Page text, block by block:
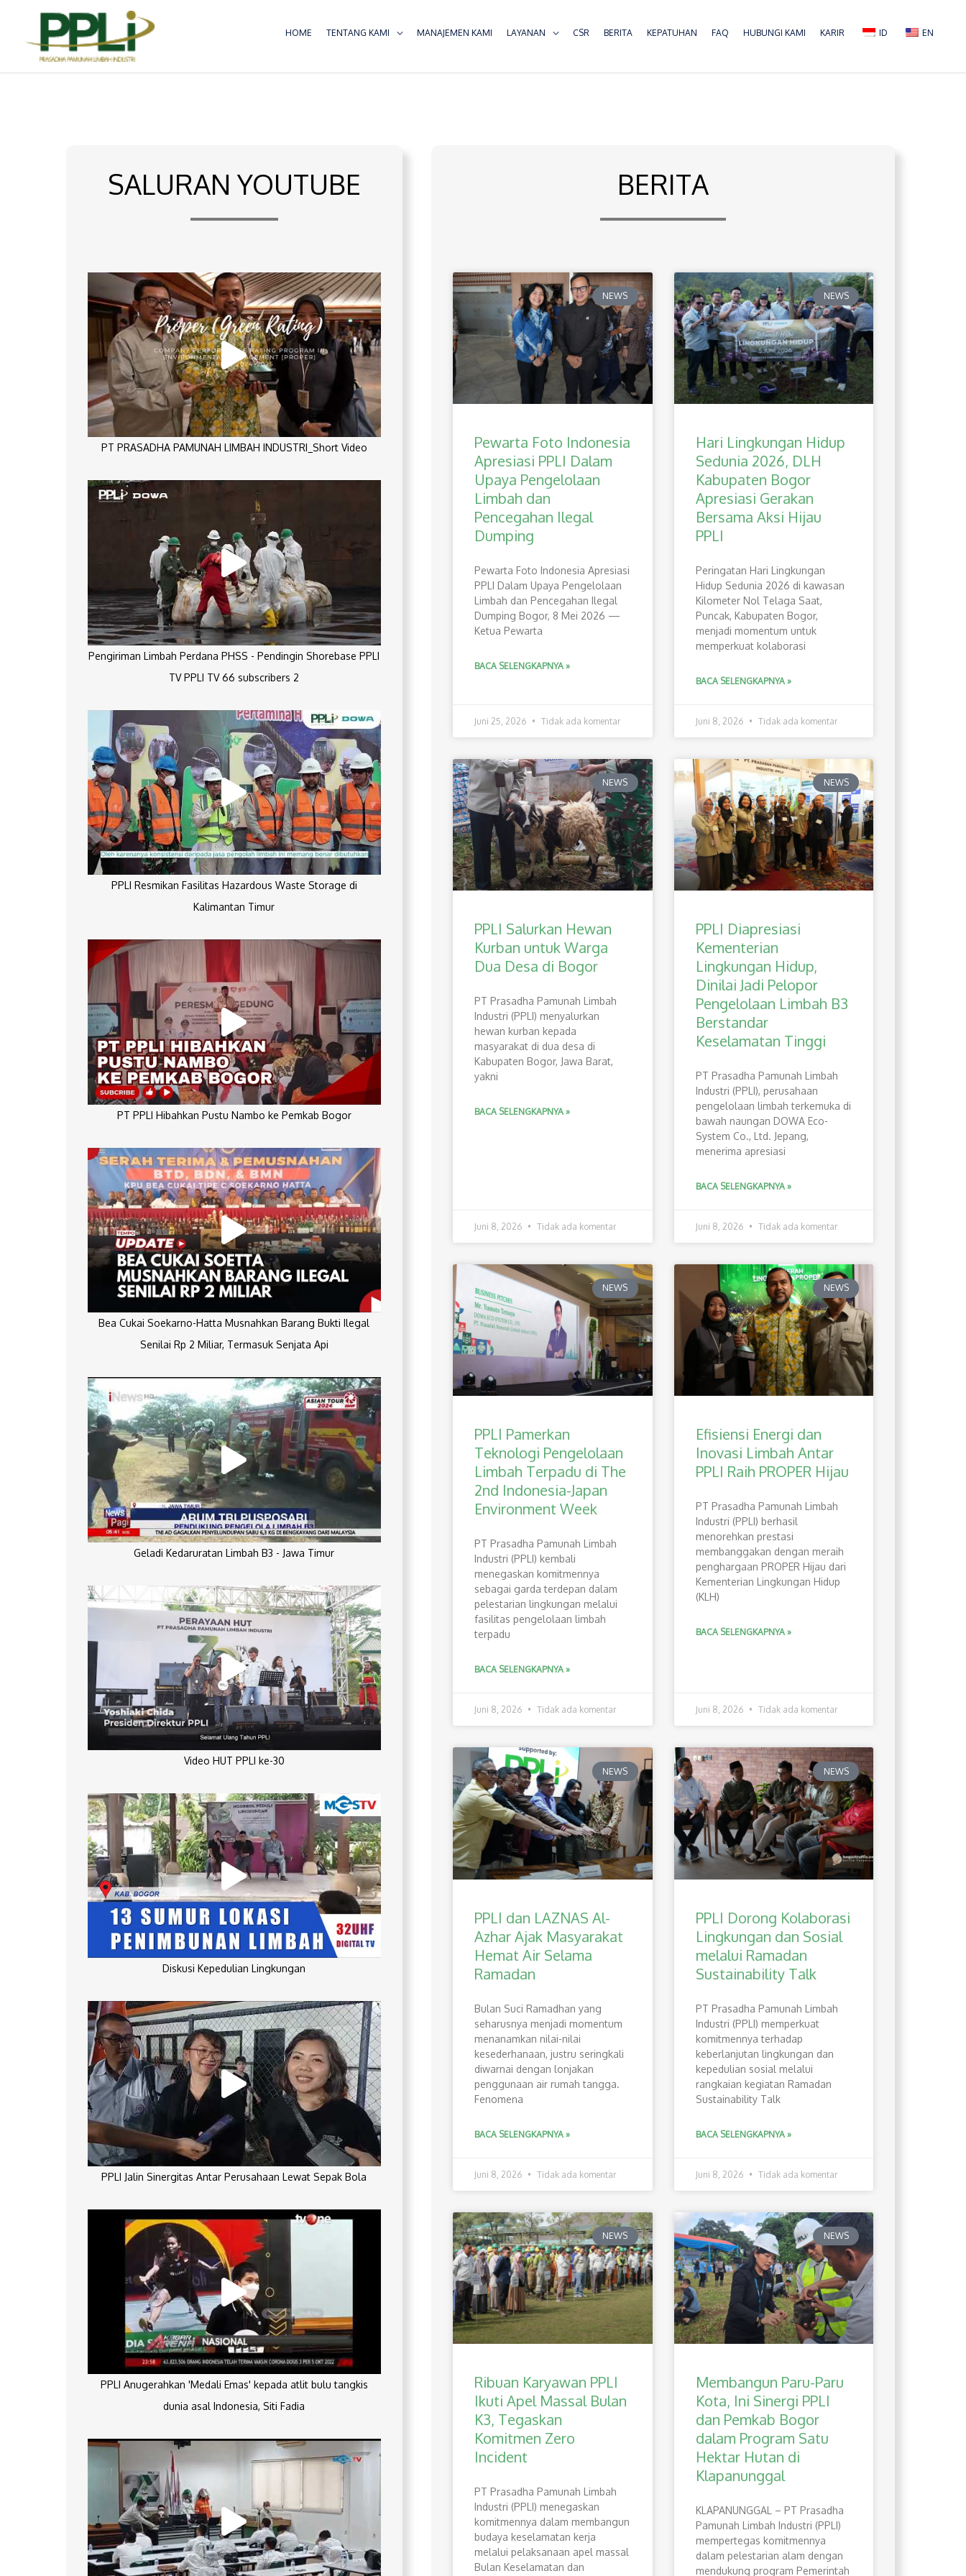
konten
HOME TENTANG KAMI MANAJEMEN KAMI LAYANAN CSR BERITA KEPATUHAN FAQ HUBUNGI KAMI KARIR ID EN
SALURAN YOUTUBE
PT PRASADHA PAMUNAH LIMBAH INDUSTRI_Short Video
Pengiriman Limbah Perdana PHSS - Pendingin Shorebase PPLI
TV PPLI TV 66 subscribers 2
PPLI Resmikan Fasilitas Hazardous Waste Storage di
Kalimantan Timur
PT PPLI Hibahkan Pustu Nambo ke Pemkab Bogor
Bea Cukai Soekarno-Hatta Musnahkan Barang Bukti Ilegal
Senilai Rp 2 Miliar, Termasuk Senjata Api
Geladi Kedaruratan Limbah B3 - Jawa Timur
Video HUT PPLI ke-30
Diskusi Kepedulian Lingkungan
PPLI Jalin Sinergitas Antar Perusahaan Lewat Sepak Bola
PPLI Anugerahkan 'Medali Emas' kepada atlit bulu tangkis
dunia asal Indonesia, Siti Fadia
BERITA
NEWS
Pewarta Foto Indonesia
Apresiasi PPLI Dalam
Upaya Pengelolaan
Limbah dan
Pencegahan Ilegal
Dumping
Pewarta Foto Indonesia Apresiasi
PPLI Dalam Upaya Pengelolaan
Limbah dan Pencegahan Ilegal
Dumping Bogor, 8 Mei 2026 —
Ketua Pewarta
BACA SELENGKAPNYA »
Juni 25, 2026 Tidak ada komentar
NEWS
Hari Lingkungan Hidup
Sedunia 2026, DLH
Kabupaten Bogor
Apresiasi Gerakan
Bersama Aksi Hijau
PPLI
Peringatan Hari Lingkungan
Hidup Sedunia 2026 di kawasan
Kilometer Nol Telaga Saat,
Puncak, Kabupaten Bogor,
menjadi momentum untuk
memperkuat kolaborasi
BACA SELENGKAPNYA »
Juni 8, 2026 Tidak ada komentar
NEWS
PPLI Salurkan Hewan
Kurban untuk Warga
Dua Desa di Bogor
PT Prasadha Pamunah Limbah
Industri (PPLI) menyalurkan
hewan kurban kepada
masyarakat di dua desa di
Kabupaten Bogor, Jawa Barat,
yakni
BACA SELENGKAPNYA »
Juni 8, 2026 Tidak ada komentar
NEWS
PPLI Diapresiasi
Kementerian
Lingkungan Hidup,
Dinilai Jadi Pelopor
Pengelolaan Limbah B3
Berstandar
Keselamatan Tinggi
PT Prasadha Pamunah Limbah
Industri (PPLI), perusahaan
pengelolaan limbah terkemuka di
bawah naungan DOWA Eco-
System Co., Ltd. Jepang,
menerima apresiasi
BACA SELENGKAPNYA »
Juni 8, 2026 Tidak ada komentar
NEWS
PPLI Pamerkan
Teknologi Pengelolaan
Limbah Terpadu di The
2nd Indonesia-Japan
Environment Week
PT Prasadha Pamunah Limbah
Industri (PPLI) kembali
menegaskan komitmennya
sebagai garda terdepan dalam
pelestarian lingkungan melalui
fasilitas pengelolaan limbah
terpadu
BACA SELENGKAPNYA »
Juni 8, 2026 Tidak ada komentar
NEWS
Efisiensi Energi dan
Inovasi Limbah Antar
PPLI Raih PROPER Hijau
PT Prasadha Pamunah Limbah
Industri (PPLI) berhasil
menorehkan prestasi
membanggakan dengan meraih
penghargaan PROPER Hijau dari
Kementerian Lingkungan Hidup
(KLH)
BACA SELENGKAPNYA »
Juni 8, 2026 Tidak ada komentar
NEWS
PPLI dan LAZNAS Al-
Azhar Ajak Masyarakat
Hemat Air Selama
Ramadan
Bulan Suci Ramadhan yang
seharusnya menjadi momentum
menanamkan nilai-nilai
kesederhanaan, justru seringkali
diwarnai dengan lonjakan
penggunaan air rumah tangga.
Fenomena
BACA SELENGKAPNYA »
Juni 8, 2026 Tidak ada komentar
NEWS
PPLI Dorong Kolaborasi
Lingkungan dan Sosial
melalui Ramadan
Sustainability Talk
PT Prasadha Pamunah Limbah
Industri (PPLI) memperkuat
komitmennya terhadap
keberlanjutan lingkungan dan
kepedulian sosial melalui
rangkaian kegiatan Ramadan
Sustainability Talk
BACA SELENGKAPNYA »
Juni 8, 2026 Tidak ada komentar
NEWS
Ribuan Karyawan PPLI
Ikuti Apel Massal Bulan
K3, Tegaskan
Komitmen Zero
Incident
PT Prasadha Pamunah Limbah
Industri (PPLI) menegaskan
komitmennya dalam membangun
budaya keselamatan kerja
melalui pelaksanaan apel massal
Bulan Keselamatan dan
NEWS
Membangun Paru-Paru
Kota, Ini Sinergi PPLI
dan Pemkab Bogor
dalam Program Satu
Hektar Hutan di
Klapanunggal
​KLAPANUNGGAL – PT Prasadha
Pamunah Limbah Industri (PPLI)
mempertegas komitmennya
dalam pelestarian alam dengan
mendukung program Pemerintah